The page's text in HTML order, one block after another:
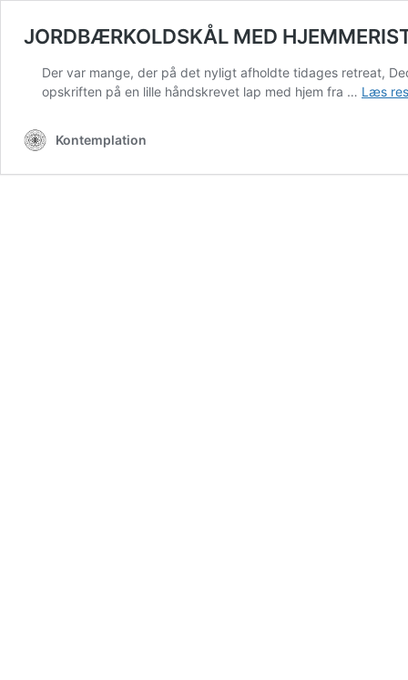
JORDBÆRKOLDSKÅL MED
Der var mange, der på det nyligt afholdte tidages retreat,
opskriften på en lille håndskrevet lap med hjem fra … Læs
Kontemplation